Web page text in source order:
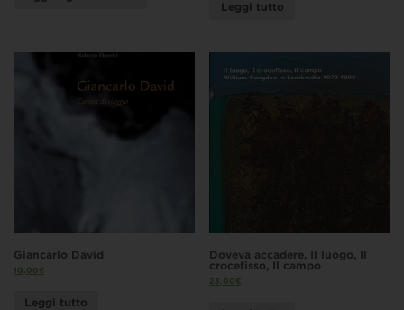
Leggi tutto
Giancarlo David
10,00€
Leggi tutto
Doveva accadere. Il luogo, Il
crocefisso, Il campo
23,00€